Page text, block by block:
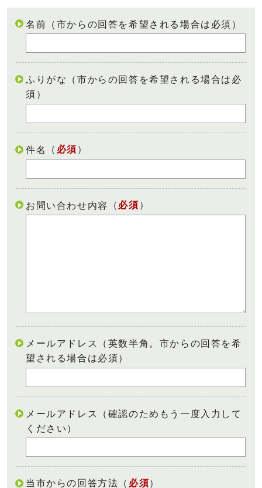
名前（市からの回答を希望される場合は必須）
ふりがな（市からの回答を希望される場合は必
須）
件名 （ 必須 ）
お問い合わせ内容 （ 必須 ）
メールアドレス（英数半角。市からの回答を希
望される場合は必須）
メールアドレス（確認のためもう一度入力して
ください）
当市からの回答方法 （ 必須）